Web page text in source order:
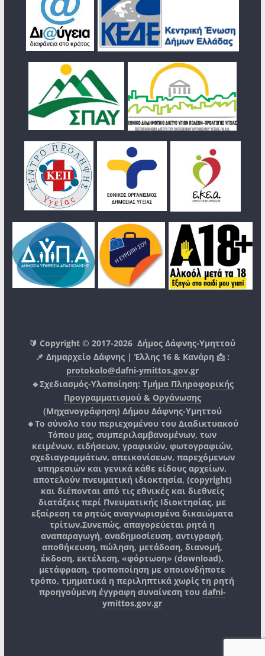
🔰 Copyright © 2017-2026Δήμος Δάφνης-Υμηττού
📌 Δημαρχείο Δάφνης | Έλλης 16 & Κανάρη 📩 :
protokolo@dafni-ymittos.gov.gr
🔹Σχεδιασμός-Υλοποίηση: Τμήμα Πληροφορικής
Προγραμματισμού & Οργάνωσης
(Μηχανογράφηση) Δήμου Δάφνης-Υμηττού
🔸Το σύνολο του περιεχομένου του Διαδικτυακού
Τόπου μας, συμπεριλαμβανομένων, των
κειμένων, ειδήσεων, γραφικών, φωτογραφιών,
σχεδιαγραμμάτων, απεικονίσεων, παρεχόμενων
υπηρεσιών και γενικά κάθε είδους αρχείων,
αποτελούν πνευματική ιδιοκτησία, (copyright)
και διέπονται από τις εθνικές και διεθνείς
διατάξεις περί Πνευματικής Ιδιοκτησίας, με
εξαίρεση τα ρητώς αναγνωρισμένα δικαιώματα
τρίτων.Συνεπώς, απαγορεύεται ρητά η
αναπαραγωγή, αναδημοσίευση, αντιγραφή,
αποθήκευση, πώληση, μετάδοση, διανομή,
έκδοση, εκτέλεση, «φόρτωση» (download),
μετάφραση, τροποποίηση με οποιονδήποτε
τρόπο, τμηματικά η περιληπτικά χωρίς τη ρητή
προηγούμενη έγγραφη συναίνεση του dafni-
ymittos.gov.gr